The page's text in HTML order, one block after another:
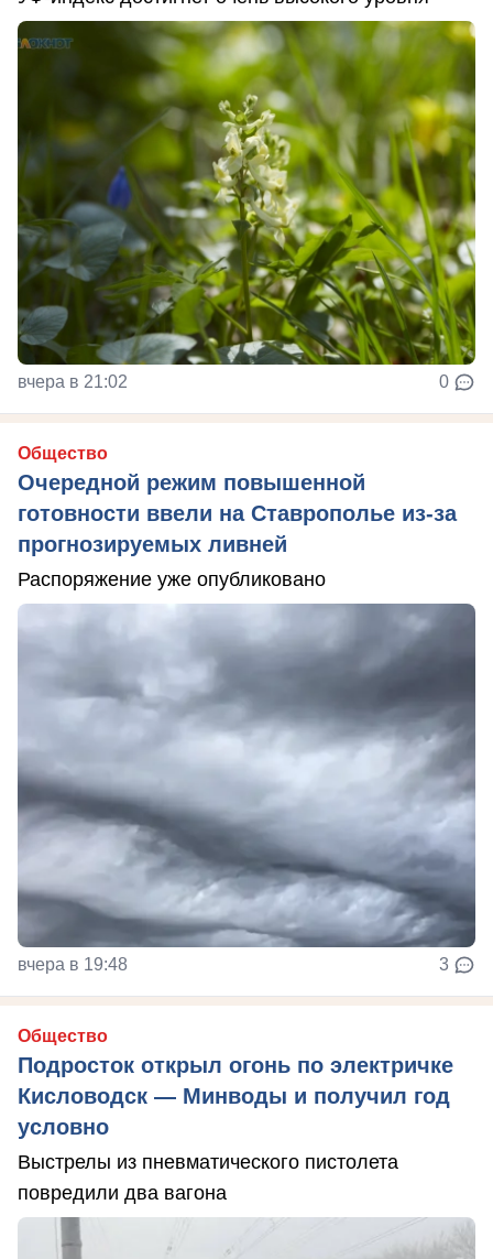
вчера в 21:02 0
Общество
Очередной режим повышенной
готовности ввели на Ставрополье из-за
прогнозируемых ливней
Распоряжение уже опубликовано
вчера в 19:48 3
Общество
Подросток открыл огонь по электричке
Кисловодск — Минводы и получил год
условно
Выстрелы из пневматического пистолета
повредили два вагона